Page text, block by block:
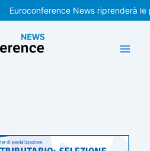
News riprenderà le